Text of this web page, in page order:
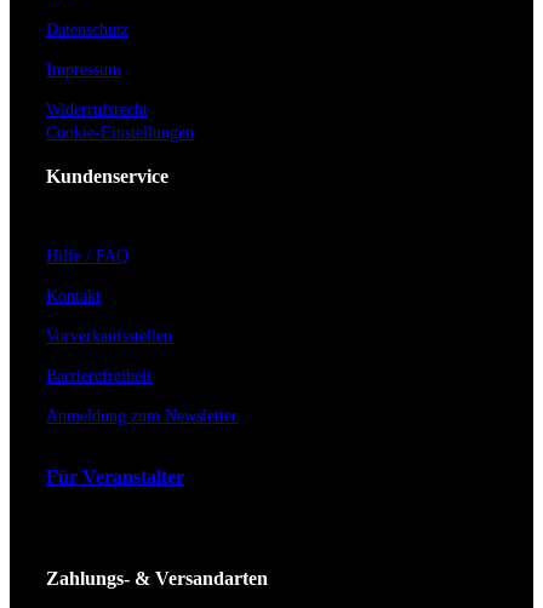
Datenschutz
Impressum
Widerrufsrecht
Cookie-Einstellungen
Kundenservice
Hilfe / FAQ
Kontakt
Vorverkaufsstellen
Barrierefreiheit
Anmeldung zum Newsletter
Für Veranstalter
Zahlungs- & Versandarten